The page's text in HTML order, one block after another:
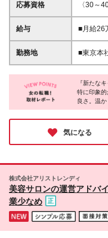
応募資格
〈30～
用中〉 ■学歴不問 ■エステティシャンとしての実務経
験をお
給与
■月給26
考慮し
～）を
間は、
社員候
勤務地
■東京本社 東京都港区港南4-1-10 リバージ
1504 ★転勤はありません。 (変更の範囲)上記を除く
当社関
『新たな
特に印象
良さ。温
境だと強
性も多数
ップを目
されずに
気になる
株式会社アリストレンディ
美容サロンの運営アドバ
業少なめ